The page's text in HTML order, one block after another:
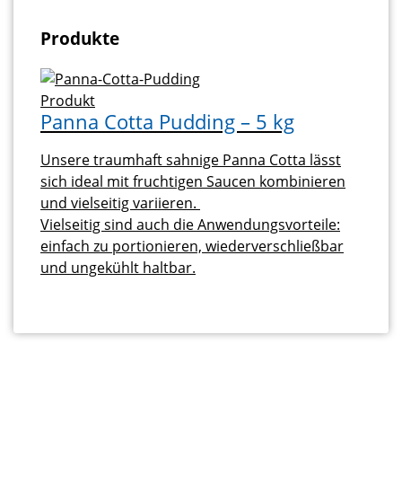
Produkte
Produkt
Panna Cotta Pudding – 5 kg
Unsere traumhaft sahnige Panna Cotta lässt
sich ideal mit fruchtigen Saucen kombinieren
und vielseitig variieren.
Vielseitig sind auch die Anwendungsvorteile:
einfach zu portionieren, wiederverschließbar
und ungekühlt haltbar.